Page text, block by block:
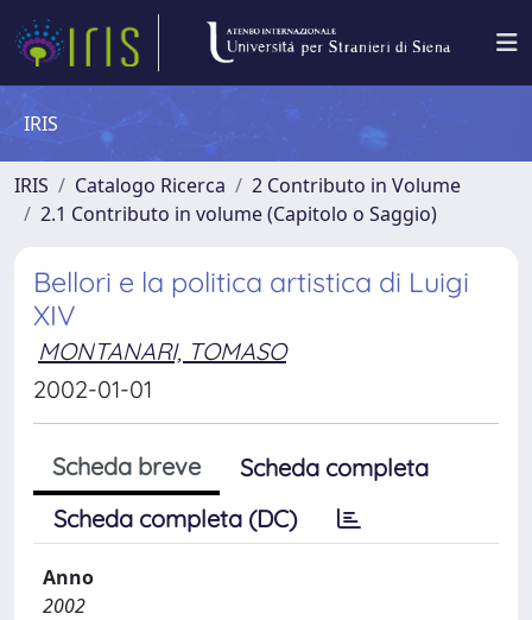
IRIS
IRIS Catalogo Ricerca
2 Contributo in Volume
2.1 Contributo in volume (Capitolo o Saggio)
Bellori e la politica artistica di Luigi
XIV
MONTANARI, TOMASO
2002-01-01
Scheda breve
Scheda completa
Scheda completa (DC)
Anno
2002